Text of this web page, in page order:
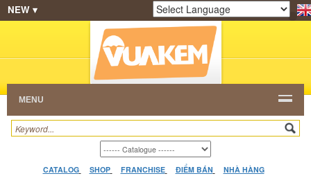
SHOP HẠT CAFE
NHÀ HÀNG
CATALOG VIDEO HỎI ĐÁP
NEW ▾
Powered by Translate
MENU
CATALOG SHOP FRANCHISE ĐIỂM BÁN NHÀ HÀNG